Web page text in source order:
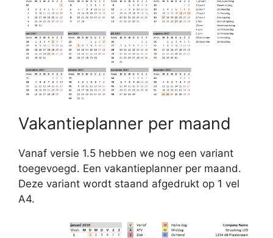
Vakantieplanner per maand
Vanaf versie 1.5 hebben we nog een variant
toegevoegd. Een vakantieplanner per maand.
Deze variant wordt staand afgedrukt op 1 vel
A4.